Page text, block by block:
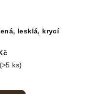
lesklá, krycí
(>5 ks)